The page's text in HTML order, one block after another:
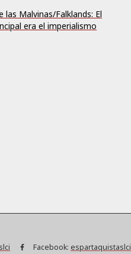
las Malvinas/Falklands: El
era el imperialismo
Facebook: espartaquistaslci